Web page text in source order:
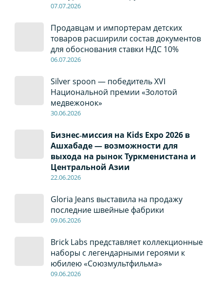
07.07.2026
Продавцам и импортерам детских
товаров расширили состав документов
для обоснования ставки НДС 10%
06.07.2026
Silver spoon — победитель XVI
Национальной премии «Золотой
медвежонок»
30.06.2026
Бизнес‑миссия на Kids Expo 2026 в
Ашхабаде — возможности для
выхода на рынок Туркменистана и
Центральной Азии
22.06.2026
Gloria Jeans выставила на продажу
последние швейные фабрики
09.06.2026
Brick Labs представляет коллекционные
наборы с легендарными героями к
юбилею «Союзмультфильма»
09.06.2026